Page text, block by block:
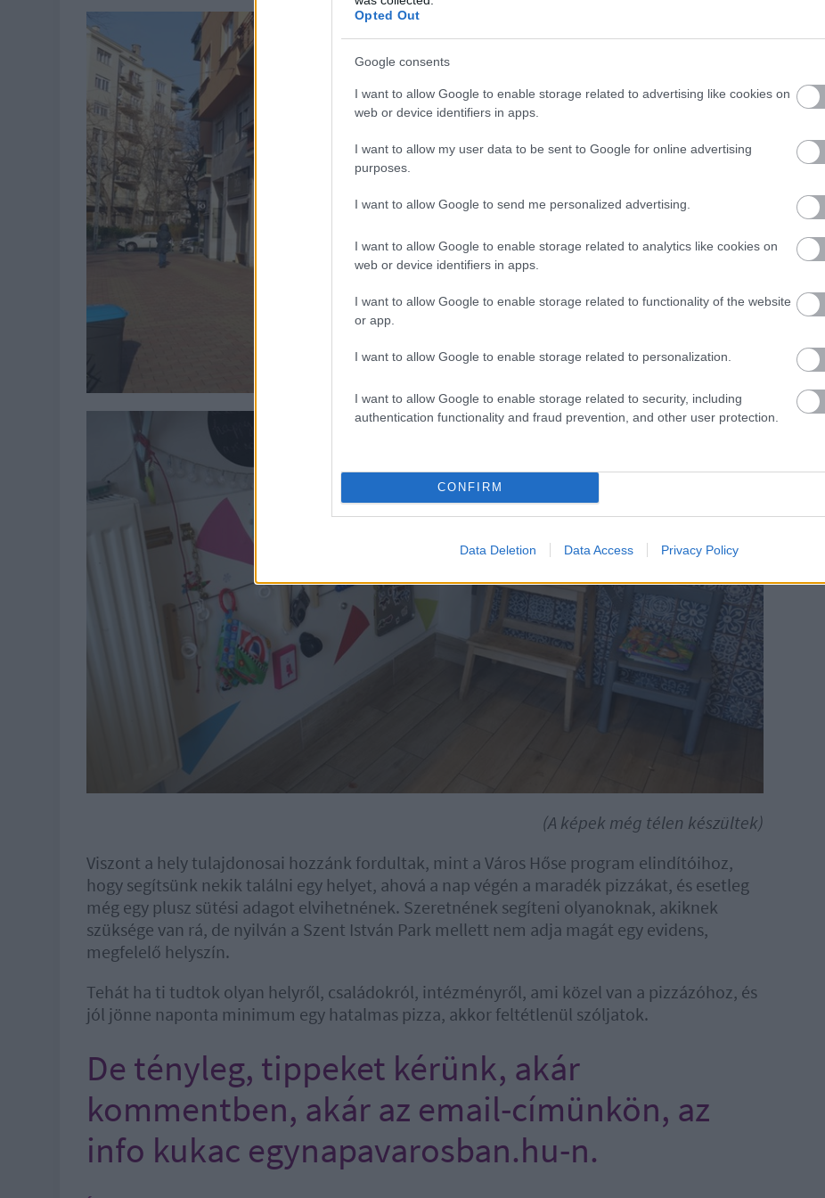
Opted Out
Google consents
I want to allow Google to enable storage related to advertising like cookies on
web or device identifiers in apps.
I want to allow my user data to be sent to Google for online advertising
purposes.
I want to allow Google to send me personalized advertising.
I want to allow Google to enable storage related to analytics like cookies on
web or device identifiers in apps.
I want to allow Google to enable storage related to functionality of the website
or app.
I want to allow Google to enable storage related to personalization.
I want to allow Google to enable storage related to security, including
authentication functionality and fraud prevention, and other user protection.
CONFIRM
Data Deletion Data Access Privacy Policy
(A képek még télen készültek)
Viszont a hely tulajdonosai hozzánk fordultak, mint a Város Hőse program elindítóihoz,
hogy segítsünk nekik találni egy helyet, ahová a nap végén a maradék pizzákat, és esetleg
még egy plusz sütési adagot elvihetnének. Szeretnének segíteni olyanoknak, akiknek
szüksége van rá, de nyilván a Szent István Park mellett nem adja magát egy evidens,
megfelelő helyszín.
Tehát ha ti tudtok olyan helyről, családokról, intézményről, ami közel van a pizzázóhoz, és
jól jönne naponta minimum egy hatalmas pizza, akkor feltétlenül szóljatok.
De tényleg, tippeket kérünk, akár
kommentben, akár az email-címünkön, az
info kukac egynapavarosban.hu-n.
Atom